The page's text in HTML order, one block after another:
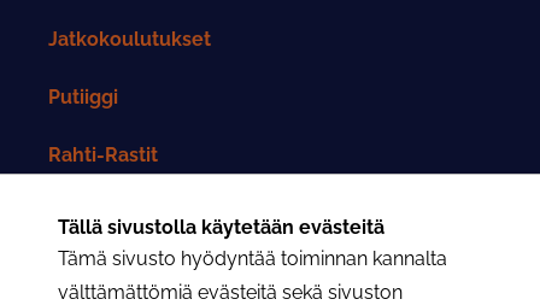
Tällä sivustolla käytetään evästeitä
Tämä sivusto hyödyntää toiminnan kannalta
välttämättömiä evästeitä sekä sivuston
Jatkokoulutukset
Putiiggi
Rahti-Rastit
Rahtarit-lehti
Yhteystiedot